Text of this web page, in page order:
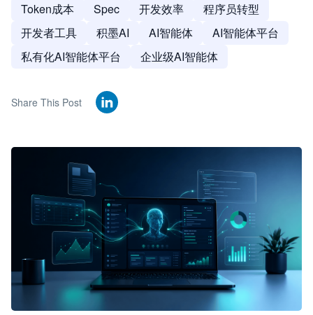
Token成本
Spec 开发效率
程序员转型
开发者工具
积墨AI AI智能体
AI智能体平台
私有化AI智能体平台
企业级AI智能体
Share This Post